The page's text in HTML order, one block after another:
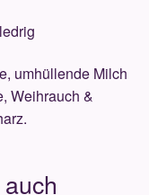
umhüllende Milch
Weihrauch &